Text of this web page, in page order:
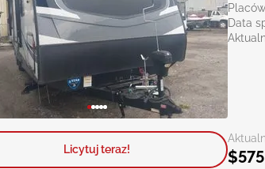
Data
$575
Licytuj teraz!